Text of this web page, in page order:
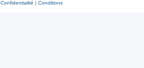
Confidentialité | Conditions